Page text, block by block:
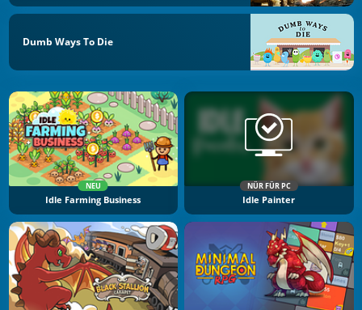
Dumb Ways To Die
NEU
Idle Farming Business
NÜR FÜR PC
Idle Painter